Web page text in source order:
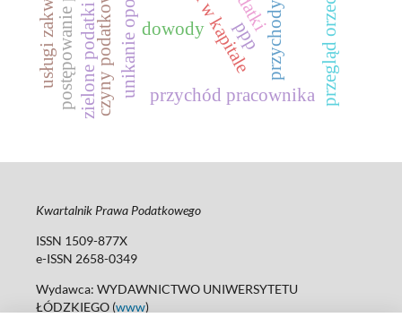
przychód pracownika
czyny podatkowe ppp
zielone podatki dowody
Kwartalnik Prawa Podatkowego
ISSN 1509-877X
e-ISSN 2658-0349
Wydawca: WYDAWNICTWO UNIWERSYTETU
ŁÓDZKIEGO (www)